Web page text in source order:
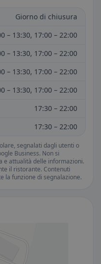
Giorno di chiusura
– 13:30, 17:00 – 22:00
– 13:30, 17:00 – 22:00
– 13:30, 17:00 – 22:00
– 13:30, 17:00 – 22:00
17:30 – 22:00
17:30 – 22:00
segnalati dagli utenti o
Business. Non si
e attualità delle informazioni.
il ristorante. Contenuti
la funzione di segnalazione.